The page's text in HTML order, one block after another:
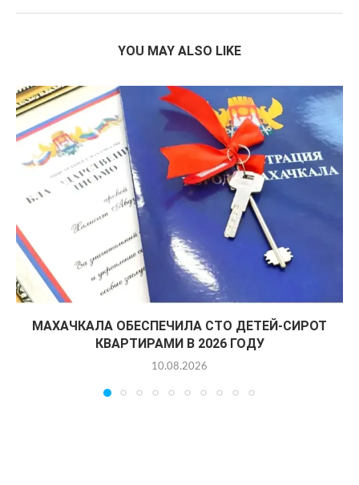
YOU MAY ALSO LIKE
МАХАЧКАЛА ОБЕСПЕЧИЛА СТО ДЕТЕЙ-СИРОТ
КВАРТИРАМИ В 2026 ГОДУ
10.08.2026